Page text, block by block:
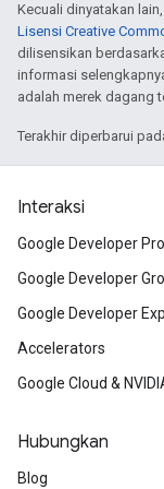
Kecuali dinyatakan
Lisensi Creative
dilisensikan
informasi
adalah merek dagang
Terakhir diperbarui
Interaksi
Google Developer
Google Developer
Google Developer
Accelerators
Google Cloud &
Hubungkan
Blog